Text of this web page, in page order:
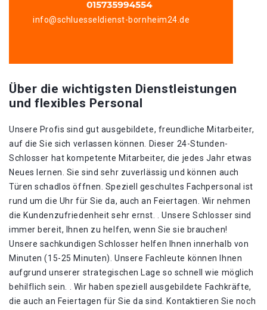
info@schluesseldienst-bornheim24.de
Über die wichtigsten Dienstleistungen
und flexibles Personal
Unsere Profis sind gut ausgebildete, freundliche Mitarbeiter,
auf die Sie sich verlassen können. Dieser 24-Stunden-
Schlosser hat kompetente Mitarbeiter, die jedes Jahr etwas
Neues lernen. Sie sind sehr zuverlässig und können auch
Türen schadlos öffnen. Speziell geschultes Fachpersonal ist
rund um die Uhr für Sie da, auch an Feiertagen. Wir nehmen
die Kundenzufriedenheit sehr ernst. . Unsere Schlosser sind
immer bereit, Ihnen zu helfen, wenn Sie sie brauchen!
Unsere sachkundigen Schlosser helfen Ihnen innerhalb von
Minuten (15-25 Minuten). Unsere Fachleute können Ihnen
aufgrund unserer strategischen Lage so schnell wie möglich
behilflich sein. . Wir haben speziell ausgebildete Fachkräfte,
die auch an Feiertagen für Sie da sind. Kontaktieren Sie noch